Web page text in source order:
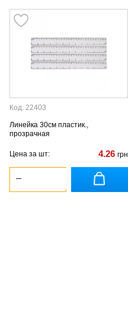
Код: 22403
Линейка 30см пластик.,
прозрачная
Цена за шт: 4.26 грн